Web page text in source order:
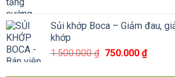
Sủi khớp Boca – Giảm đau,
khớp
1.500.000₫ Giá
750.000 ₫Giá